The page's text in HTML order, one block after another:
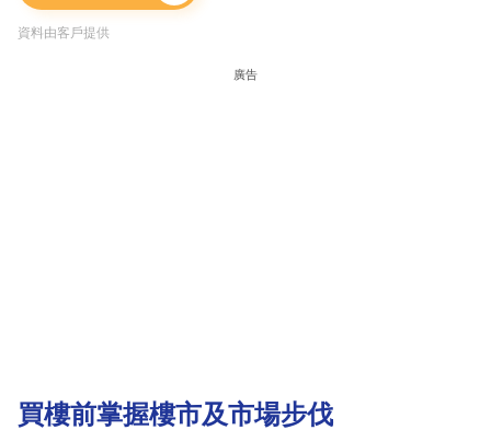
資料由客戶提供
廣告
買樓前掌握樓市及市場步伐